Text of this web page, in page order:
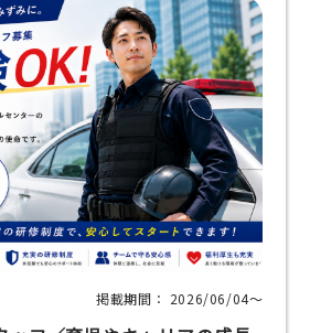
掲載期間： 2026/06/04〜